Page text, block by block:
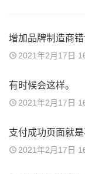
增加品牌制造商
2021年2月17日
有时候会这样。
2021年2月17日
支付成功页面就
2021年2月17日